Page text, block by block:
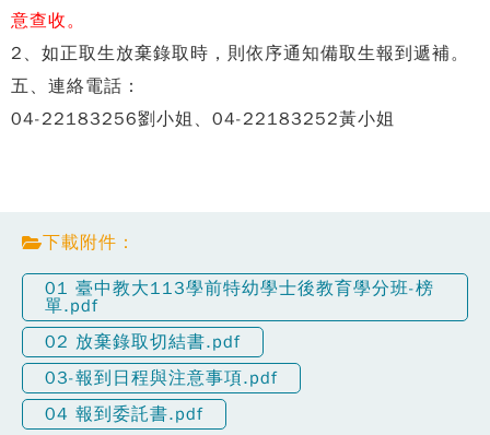
意查收。
2、如正取生放棄錄取時，則依序通知備取生報到遞補。
五、連絡電話：
04-22183256劉小姐、04-22183252黃小姐
下載附件：
01 臺中教大113學前特幼學士後教育學分班-榜
單.pdf
02 放棄錄取切結書.pdf
03-報到日程與注意事項.pdf
04 報到委託書.pdf